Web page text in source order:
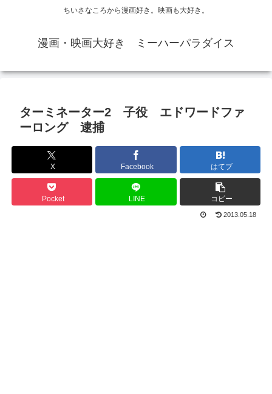
ちいさなころから漫画好き。映画も大好き。
漫画・映画大好き ミーハーパラダイス
ターミネーター2 子役 エドワードファ
ーロング 逮捕
X Facebook はてブ
Pocket LINE コピー
2013.05.18